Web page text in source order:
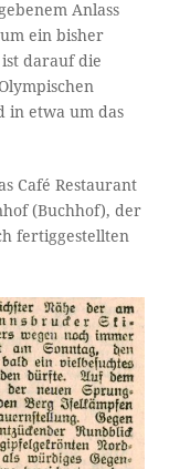
Anlass
ein bisher
darauf die
in etwa um das
Café Restaurant
(Buchhof), der
fertiggestellten